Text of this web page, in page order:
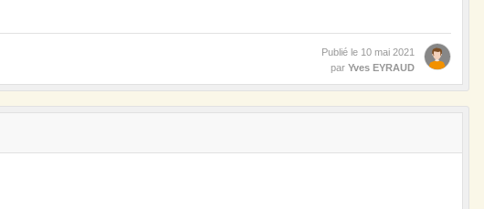
Publié le 10 mai 2021
par Yves EYRAUD